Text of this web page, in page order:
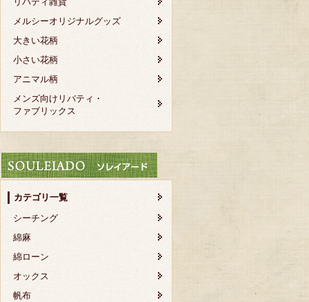
メルシーオリジナルグッズ
大きい花柄
小さい花柄
アニマル柄
メンズ向けリバティ・
ファブリックス
カテゴリ一覧
シーチング
綿麻
綿ローン
オックス
帆布